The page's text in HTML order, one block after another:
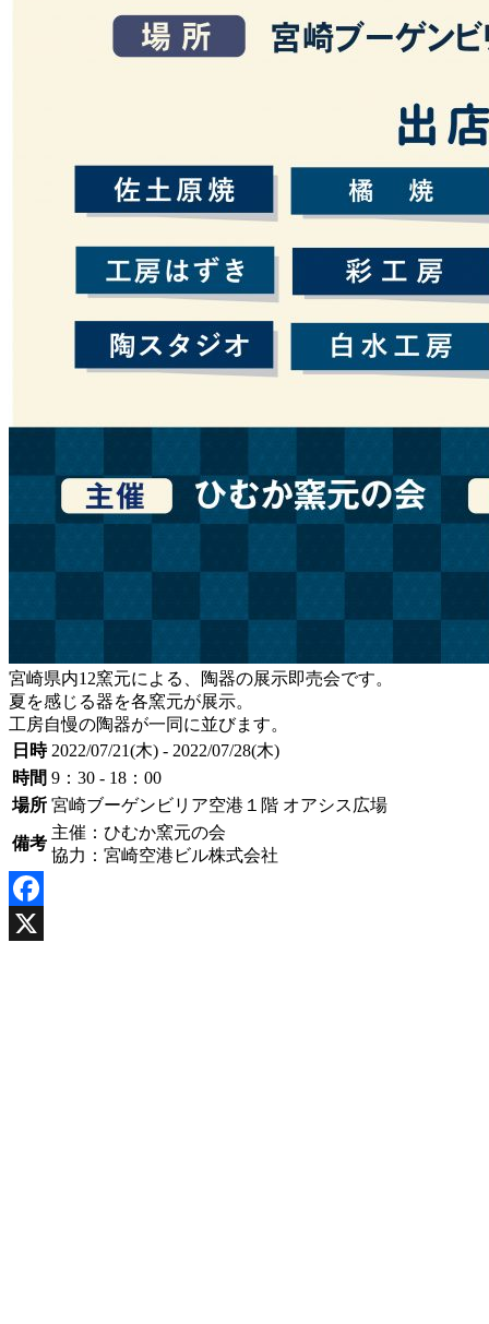
宮崎県内12窯元による、陶器の展示即売会です。
夏を感じる器を各窯元が展示。
工房自慢の陶器が一同に並びます。
日時 2022/07/21(木) - 2022/07/28(木)
時間 9：30 - 18：00
場所 宮崎ブーゲンビリア空港１階 オアシス広場
備考
主催：ひむか窯元の会
協力：宮崎空港ビル株式会社
Facebook